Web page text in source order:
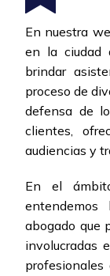
En nuestra
en la ciudad
brindar
proceso de
defensa de
clientes,
audiencias y
En el
abogado que
involucradas